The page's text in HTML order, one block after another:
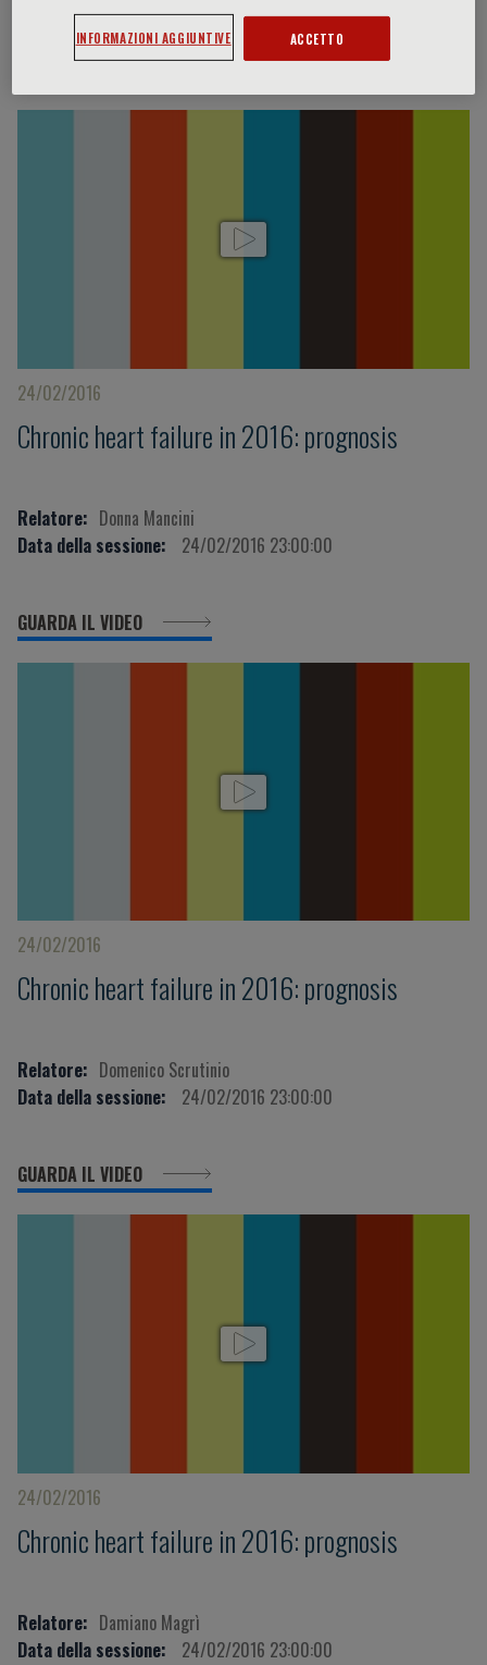
Video Interviste
24/02/2016
Chronic heart failure in 2016: prognosis
Relatore: Donna Mancini
Data della sessione:
24/02/2016 23:00:00
GUARDA IL VIDEO
24/02/2016
Chronic heart failure in 2016: prognosis
Relatore: Domenico Scrutinio
Data della sessione:
24/02/2016 23:00:00
GUARDA IL VIDEO
24/02/2016
Chronic heart failure in 2016: prognosis
Relatore: Damiano Magrì
Data della sessione:
24/02/2016 23:00:00
INFORMAZIONI AGGIUNTIVE ACCETTO